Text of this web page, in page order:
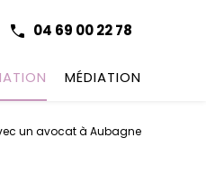
04 69 00 22 78
MÉDIATION
un avocat à Aubagne